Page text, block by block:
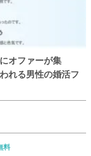
オファーが集
れる男性の婚活フ
料